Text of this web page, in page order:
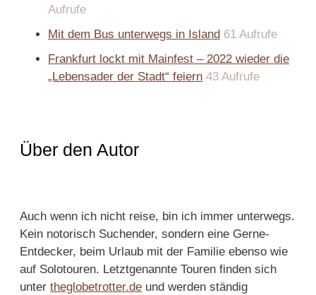
Aufrufe
Mit dem Bus unterwegs in Island 61 Aufrufe
Frankfurt lockt mit Mainfest – 2022 wieder die
„Lebensader der Stadt“ feiern 43 Aufrufe
Über den Autor
Auch wenn ich nicht reise, bin ich immer unterwegs.
Kein notorisch Suchender, sondern eine Gerne-
Entdecker, beim Urlaub mit der Familie ebenso wie
auf Solotouren. Letztgenannte Touren finden sich
unter theglobetrotter.de und werden ständig